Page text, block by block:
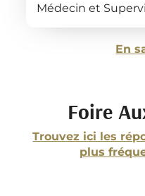
Médecin et
En
Foire
Trouvez ici les
plus